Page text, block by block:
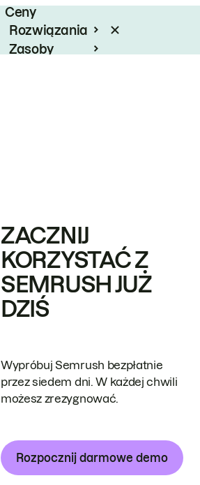
Ceny
Rozwiązania
Zasoby
ZACZNIJ
KORZYSTAĆ Z
SEMRUSH JUŻ
DZIŚ
Wypróbuj Semrush bezpłatnie
przez siedem dni. W każdej chwili
możesz zrezygnować.
Rozpocznij darmowe demo